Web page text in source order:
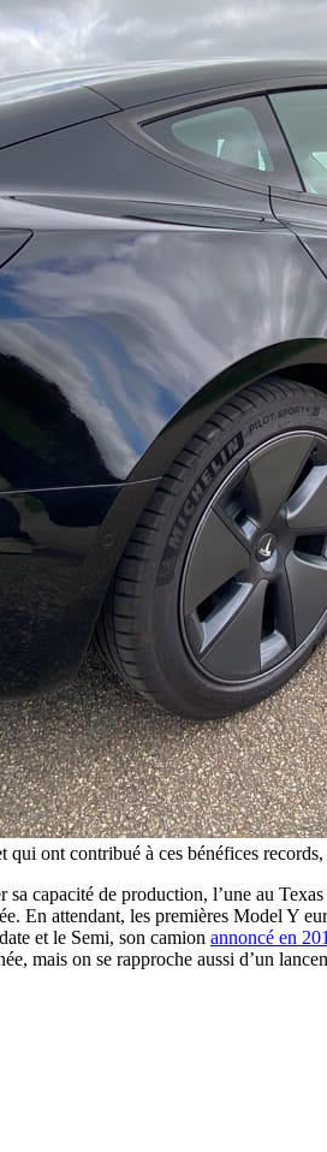
qui ont contribué à ces bénéfices
capacité de production, l’une au
En attendant, les premières Model Y
et le Semi, son camion annoncé en
mais on se rapproche aussi d’un